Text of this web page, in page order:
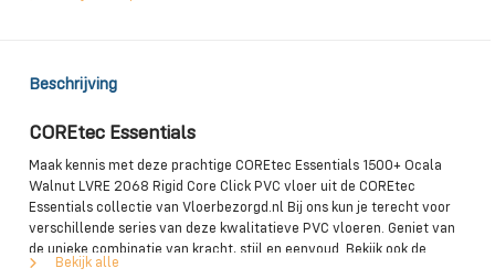
Beschrijving
COREtec Essentials
Maak kennis met deze prachtige COREtec Essentials 1500+ Ocala
Walnut LVRE 2068 Rigid Core Click PVC vloer uit de COREtec
Essentials collectie van Vloerbezorgd.nl Bij ons kun je terecht voor
verschillende series van deze kwalitatieve PVC vloeren. Geniet van
de unieke combinatie van kracht, stijl en eenvoud. Bekijk ook de
andere designs en kleuren uit deze mooie COREtec Essentials
Bekijk alle